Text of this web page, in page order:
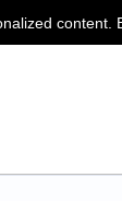
content.